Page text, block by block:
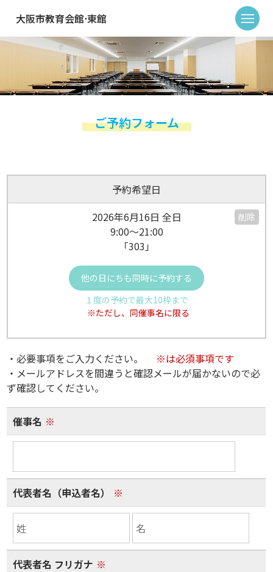
大阪市教育会館⋅東館
ご予約フォーム
予約希望日
2026年6月16日 全日
9:00～21:00
「303」
削除
他の日にちも同時に予約する
１度の予約で最大10枠まで
※ただし、同催事名に限る
・必要事項をご入力ください。
※は必須事項です
・メールアドレスを間違うと確認メールが届かないので必
ず確認してください。
催事名 ※
代表者名（申込者名） ※
代表者名 フリガナ ※